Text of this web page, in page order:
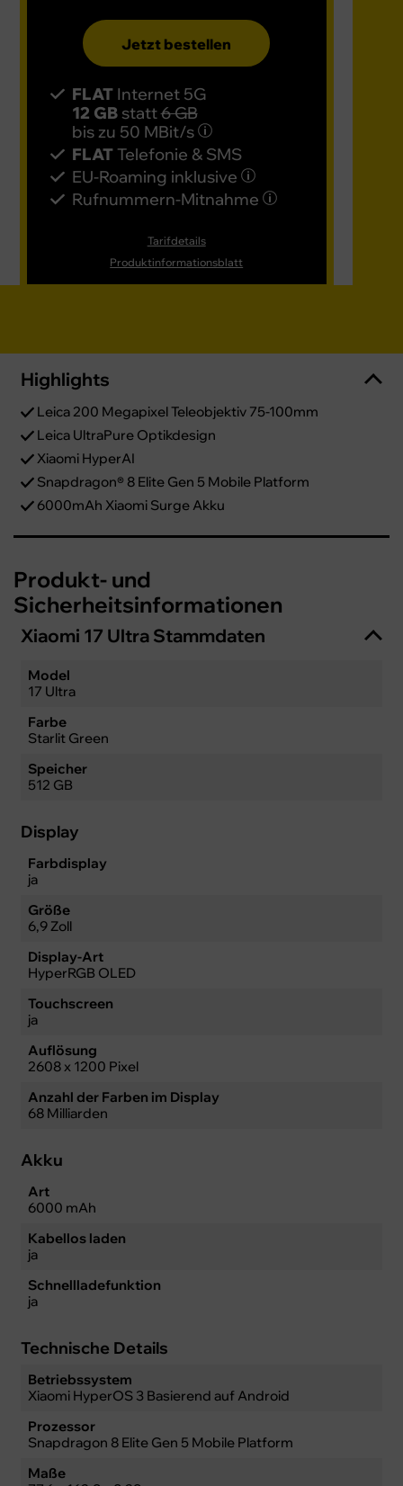
Jetzt bestellen
FLATInternet 5G
12 GB statt6 GB
bis zu 50 MBit/s
FLATTelefonie & SMS
EU-Roaming inklusive
Rufnummern-​Mitnahme
Tarifdetails
Produktinformationsblatt
Highlights
Leica 200 Megapixel Teleobjektiv 75-100mm
Leica UltraPure Optikdesign
Xiaomi HyperAI
Snapdragon® 8 Elite Gen 5 Mobile Platform
6000mAh Xiaomi Surge Akku
Produkt- und
Sicherheitsinformationen
Xiaomi 17 Ultra Stammdaten
Model
17 Ultra
Farbe
Starlit Green
Speicher
512 GB
Display
Farbdisplay
ja
Größe
6,9 Zoll
Display-Art
HyperRGB OLED
Touchscreen
ja
Auflösung
2608 x 1200 Pixel
Anzahl der Farben im Display
68 Milliarden
Akku
Art
6000 mAh
Kabellos laden
ja
Schnellladefunktion
ja
Technische Details
Betriebssystem
Xiaomi HyperOS 3 Basierend auf Android
Prozessor
Snapdragon 8 Elite Gen 5 Mobile Platform
Maße